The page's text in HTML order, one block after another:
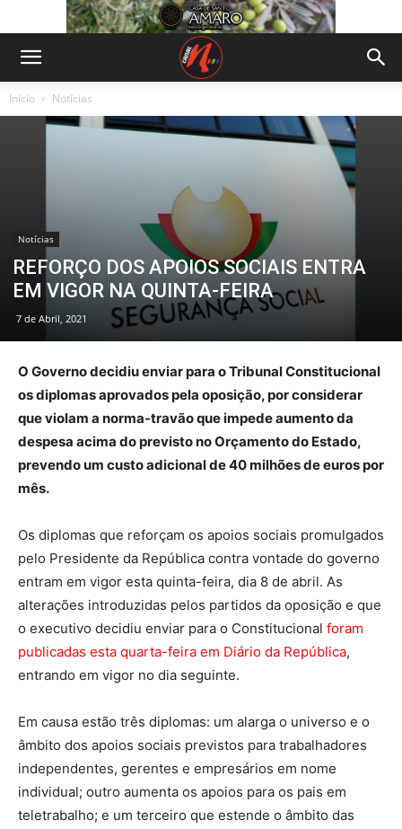
Início Notícias
Notícias
REFORÇO DOS APOIOS SOCIAIS ENTRA
EM VIGOR NA QUINTA-FEIRA
7 de Abril, 2021
O Governo decidiu enviar para o Tribunal Constitucional
os diplomas aprovados pela oposição, por considerar
que violam a norma-travão que impede aumento da
despesa acima do previsto no Orçamento do Estado,
prevendo um custo adicional de 40 milhões de euros por
mês.
Os diplomas que reforçam os apoios sociais promulgados
pelo Presidente da República contra vontade do governo
entram em vigor esta quinta-feira, dia 8 de abril. As
alterações introduzidas pelos partidos da oposição e que
o executivo decidiu enviar para o Constitucional foram
publicadas esta quarta-feira em Diário da República,
entrando em vigor no dia seguinte.
Em causa estão três diplomas: um alarga o universo e o
âmbito dos apoios sociais previstos para trabalhadores
independentes, gerentes e empresários em nome
individual; outro aumenta os apoios para os pais em
teletrabalho; e um terceiro que estende o âmbito das